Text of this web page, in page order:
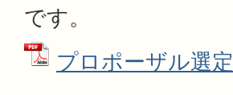
です。
プロポーザル選